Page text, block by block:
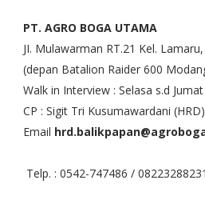
PT. AGRO BOGA UTAMA
JI. Mulawarman RT.21 Kel.
(depan Batalion Raider 600
Walk in Interview : Selasa s.d
CP : Sigit Tri Kusumawardani (HRD)
Email
Telp. : 0542-747486 /